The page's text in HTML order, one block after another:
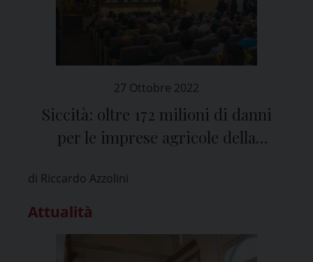
27 Ottobre 2022
Siccità: oltre 172 milioni di danni
per le imprese agricole della
di Riccardo Azzolini
Attualità